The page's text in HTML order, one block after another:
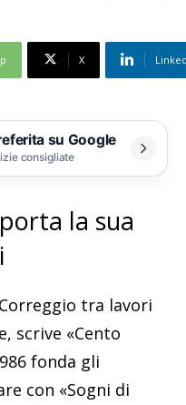
X
su Google
consigliate
la sua
tra lavori
scrive «Cento
fonda gli
con «Sogni di